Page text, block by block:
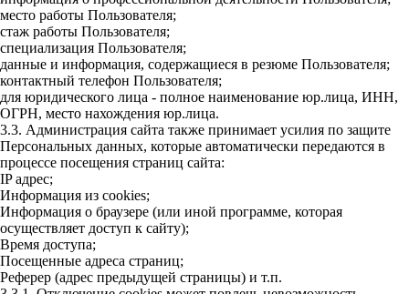
место работы Пользователя;
стаж работы Пользователя;
специализация Пользователя;
данные и информация, содержащиеся в резюме Пользователя;
контактный телефон Пользователя;
для юридического лица - полное наименование юр.лица, ИНН,
ОГРН, место нахождения юр.лица.
3.3. Администрация сайта также принимает усилия по защите
Персональных данных, которые автоматически передаются в
процессе посещения страниц сайта:
IP адрес;
Информация из cookies;
Информация о браузере (или иной программе, которая
осуществляет доступ к сайту);
Время доступа;
Посещенные адреса страниц;
Реферер (адрес предыдущей страницы) и т.п.